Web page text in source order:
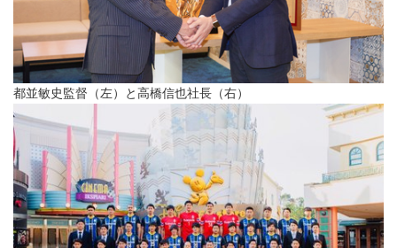
都並敏史監督（左）と高橋信也社長（右）